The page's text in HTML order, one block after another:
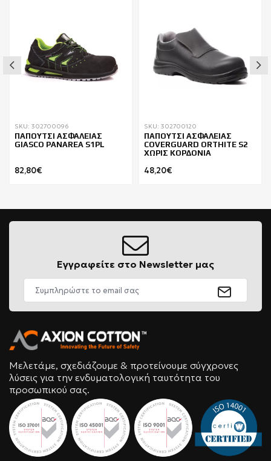
SKU: 302700096
ΠΑΠΟΥΤΣΙ ΑΣΦΑΛΕΙΑΣ
GIASCO PANAREA S1PL
82,80€
SKU: 302700120
ΠΑΠΟΥΤΣΙ ΑΣΦΑΛΕΙΑΣ
COVERGUARD ORTHITE S2
ΧΩΡΙΣ ΚΟΡΔΟΝΙΑ
48,20€
Εγγραφείτε στο Newsletter μας
Μελετάμε, σχεδιάζουμε & προτείνουμε σύγχρονες
λύσεις για την ενδυματολογική ταυτότητα του
προσωπικού σας.